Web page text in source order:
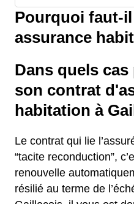
Pourquoi faut-
assurance
Dans quels
son contrat
habitation à
Le contrat qui lie
“tacite reconduction”,
renouvelle
résilié au terme de